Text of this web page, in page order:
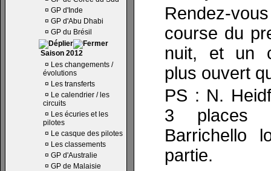
¤ GP d'Inde
¤ GP d'Abu Dhabi
¤ GP du Brésil
Saison 2012
¤ Les changements /
évolutions
¤ Les transferts
¤ Le calendrier / les
circuits
¤ Les écuries et les
pilotes
¤ Le casque des pilotes
¤ Les classements
¤ GP d'Australie
¤ GP de Malaisie
Rendez-
course du
nuit, et un
plus ouvert
PS : N.
3 places
Barrichello
partie.